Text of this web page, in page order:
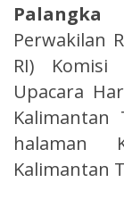
Palangka
Perwakilan
RI) Komisi
Upacara
Kalimantan
halaman
Kalimantan